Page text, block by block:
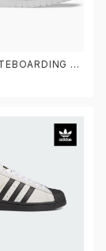
G
ートボーディング